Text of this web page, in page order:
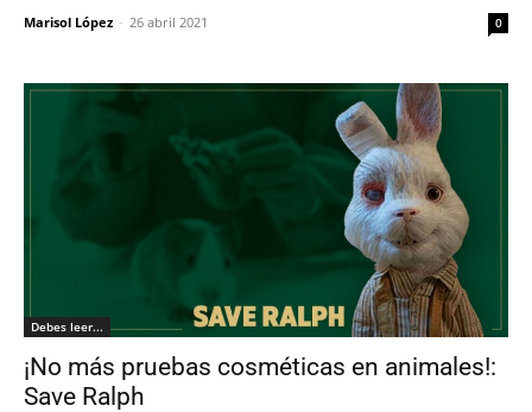
Marisol López - 26 abril 2021 0
Debes leer...
¡No más pruebas cosméticas en animales!:
Save Ralph